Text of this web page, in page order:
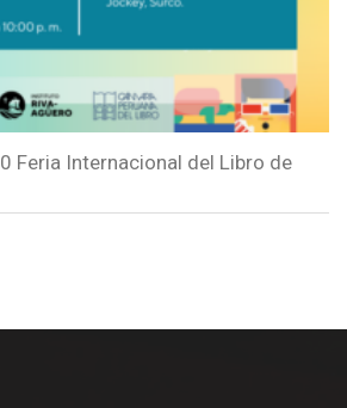
Feria Internacional del Libro de